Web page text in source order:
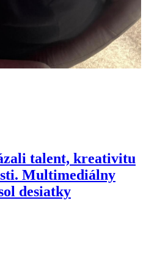
talent, kreativitu
Multimediálny
desiatky